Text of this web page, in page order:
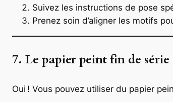
Suivez les instructions de pose
Prenez soin d’aligner les motifs
7. Le papier peint fin de série
Oui ! Vous pouvez utiliser du papier